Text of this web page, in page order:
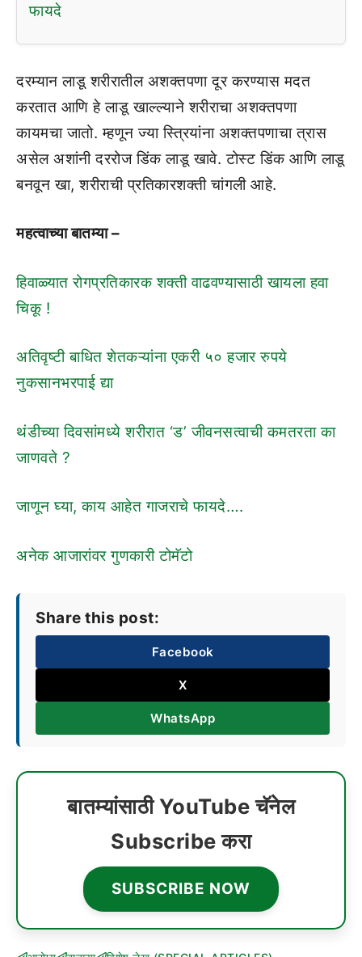
फायदे
दरम्यान लाडू शरीरातील अशक्तपणा दूर करण्यास मदत
करतात आणि हे लाडू खाल्ल्याने शरीराचा अशक्तपणा
कायमचा जातो. म्हणून ज्या स्त्रियांना अशक्तपणाचा त्रास
असेल अशांनी दररोज डिंक लाडू खावे. टोस्ट डिंक आणि लाडू
बनवून खा, शरीराची प्रतिकारशक्ती चांगली आहे.
महत्वाच्या बातम्या –
हिवाळ्यात रोगप्रतिकारक शक्ती वाढवण्यासाठी खायला हवा
चिकू !
अतिवृष्टी बाधित शेतकऱ्यांना एकरी ५० हजार रुपये
नुकसानभरपाई द्या
थंडीच्या दिवसांमध्ये शरीरात ‘ड’ जीवनसत्वाची कमतरता का
जाणवते ?
जाणून घ्या, काय आहेत गाजराचे फायदे….
अनेक आजारांवर गुणकारी टोमॅटो
Share this post:
Facebook
X
WhatsApp
बातम्यांसाठी YouTube चॅनेल
Subscribe करा
SUBSCRIBE NOW